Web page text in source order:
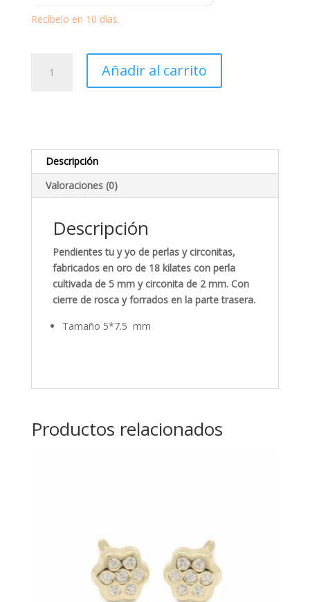
Recíbelo en 10 días.
Circonita
cantidad
Añadir al carrito
Descripción
Valoraciones (0)
Descripción
Pendientes tu y yo de perlas y circonitas,
fabricados en oro de 18 kilates con perla
cultivada de 5 mm y circonita de 2 mm. Con
cierre de rosca y forrados en la parte trasera.
Tamaño 5*7.5 mm
Productos relacionados